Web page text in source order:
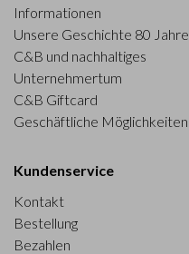
Informationen
Unsere Geschichte 80 Jahre
C&B und nachhaltiges
Unternehmertum
C&B Giftcard
Geschäftliche Möglichkeiten
Kundenservice
Kontakt
Bestellung
Bezahlen